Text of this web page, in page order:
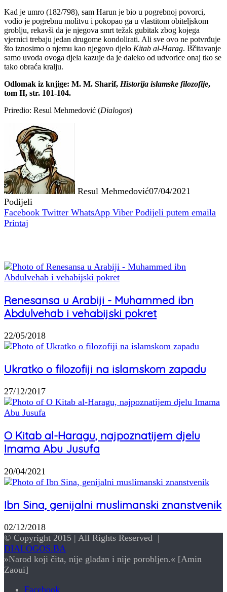
Kad je umro (182/798), sam Harun je bio u pogrebnoj povorci,
vodio je pogrebnu molitvu i pokopao ga u vlastitom obiteljskom
groblju, rekavši da je njegova smrt težak gubitak zbog kojega
vjernici trebaju jedan drugome kondolirati. Ali sve ovo ne potvrđuje
što iznosimo o njemu kao njegovo djelo Kitab al-Harag. Iščitavanje
samo uvoda ovoga djela kazuje da je daleko od udvorice onaj tko se
tako obraća kralju.
Odlomak iz knjige: M. M. Sharif, Historija islamske filozofije,
tom II, str. 101-104.
Priredio: Resul Mehmedović (Dialogos)
Resul Mehmedović07/04/2021
Podijeli
Facebook Twitter WhatsApp Viber Podijeli putem emaila
Printaj
Renesansa u Arabiji - Muhammed ibn
Abdulvehab i vehabijski pokret
22/05/2018
Ukratko o filozofiji na islamskom zapadu
27/12/2017
O Kitab al-Haragu, najpoznatijem djelu
Imama Abu Jusufa
20/04/2021
Ibn Sina, genijalni muslimanski znanstvenik
02/12/2018
© Copyright 2015 | All Rights Reserved |
DIALOGOS.BA
»Narod koji čita, nije gladan i nije porobljen.« [Amin
Zaoui]
Facebook